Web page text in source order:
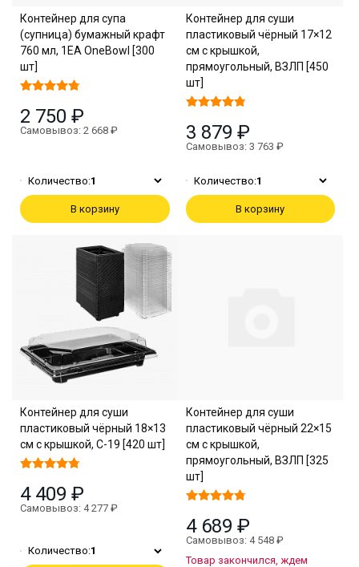
Контейнер для супа
(супница) бумажный крафт
760 мл, 1EA OneBowl [300
шт]
2 750 ₽
Самовывоз: 2 668 ₽
Количество:1
В корзину
Контейнер для суши
пластиковый чёрный 17×12
см с крышкой,
прямоугольный, ВЗЛП [450
шт]
3 879 ₽
Самовывоз: 3 763 ₽
Количество:1
В корзину
Контейнер для суши
пластиковый чёрный 18×13
см с крышкой, С-19 [420 шт]
4 409 ₽
Самовывоз: 4 277 ₽
Количество:1
Контейнер для суши
пластиковый чёрный 22×15
см с крышкой,
прямоугольный, ВЗЛП [325
шт]
4 689 ₽
Самовывоз: 4 548 ₽
Товар закончился, ждем